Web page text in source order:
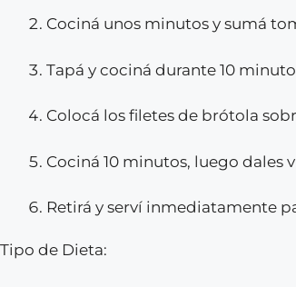
Cociná unos minutos y sumá
Tapá y cociná durante 10
Colocá los filetes de brótola
Cociná 10 minutos, luego dales
Retirá y serví inmediatamente
Tipo de Dieta: